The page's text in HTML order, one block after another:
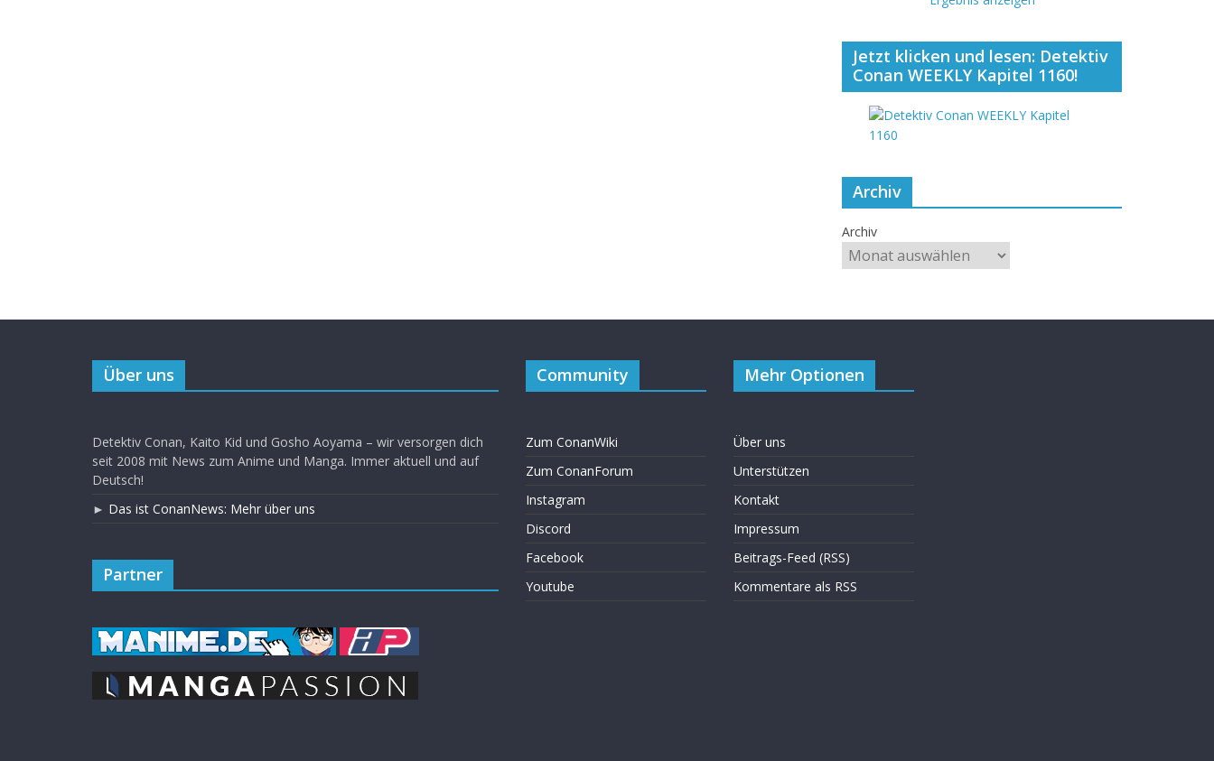
Jetzt klicken und lesen: Detektiv
Conan WEEKLY Kapitel 1160!
Archiv
Archiv
Über uns
Detektiv Conan, Kaito Kid und Gosho Aoyama – wir versorgen dich
seit 2008 mit News zum Anime und Manga. Immer aktuell und auf
Deutsch!
► Das ist ConanNews: Mehr über uns
Partner
Community
Zum ConanWiki
Zum ConanForum
Instagram
Discord
Facebook
Youtube
Mehr Optionen
Über uns
Unterstützen
Kontakt
Impressum
Beitrags-Feed (RSS)
Kommentare als RSS